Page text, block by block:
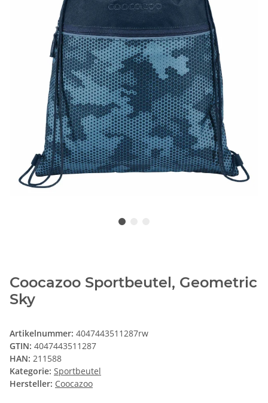
Coocazoo Sportbeutel, Geometric
Sky
Artikelnummer: 4047443511287rw
GTIN: 4047443511287
HAN: 211588
Kategorie: Sportbeutel
Hersteller: Coocazoo